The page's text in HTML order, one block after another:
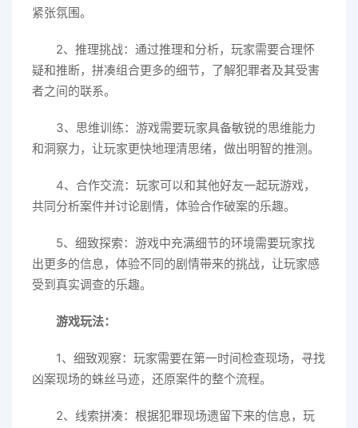
紧张氛围。
2、推理挑战：通过推理和分析，玩家需要合理怀
疑和推断，拼凑组合更多的细节，了解犯罪者及其受害
者之间的联系。
3、思维训练：游戏需要玩家具备敏锐的思维能力
和洞察力，让玩家更快地理清思绪，做出明智的推测。
4、合作交流：玩家可以和其他好友一起玩游戏，
共同分析案件并讨论剧情，体验合作破案的乐趣。
5、细致探索：游戏中充满细节的环境需要玩家找
出更多的信息，体验不同的剧情带来的挑战，让玩家感
受到真实调查的乐趣。
游戏玩法：
1、细致观察：玩家需要在第一时间检查现场，寻找
凶案现场的蛛丝马迹，还原案件的整个流程。
2、线索拼凑：根据犯罪现场遗留下来的信息，玩